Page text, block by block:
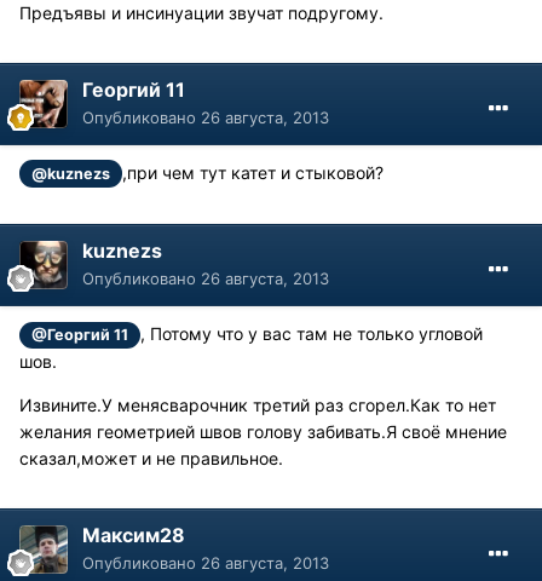
Предъявы и инсинуации звучат подругому.
Георгий 11
Опубликовано 26 августа, 2013
@kuznezs ,при чем тут катет и стыковой?
kuznezs
Опубликовано 26 августа, 2013
@Георгий 11
, Потому что у вас там не только угловой
шов.
Извините.У менясварочник третий раз сгорел.Как то нет
желания геометрией швов голову забивать.Я своё мнение
сказал,может и не правильное.
Максим28
Опубликовано 26 августа, 2013